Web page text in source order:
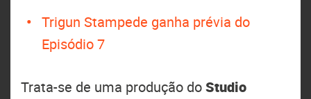
Trigun Stampede ganha prévia do
Episódio 7
Trata-se de uma produção doStudio